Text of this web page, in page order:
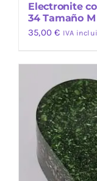
Electronite
34 Tamaño M
35,00€ IVA